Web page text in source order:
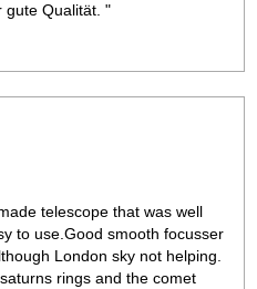
gute Qualität. "
telescope that was well
to use.Good smooth focusser
London sky not helping.
rings and the comet